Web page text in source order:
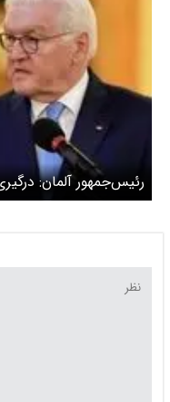
بهتر بود که برجام حفظ می‌شد